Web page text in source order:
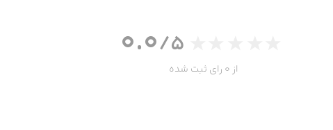
0.0/5
از 0 رای ثبت شده